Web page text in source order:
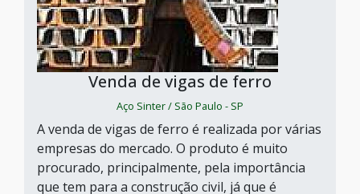
Venda de vigas de ferro
Aço Sinter / São Paulo - SP
A venda de vigas de ferro é realizada por várias
empresas do mercado. O produto é muito
procurado, principalmente, pela importância
que tem para a construção civil, já que é